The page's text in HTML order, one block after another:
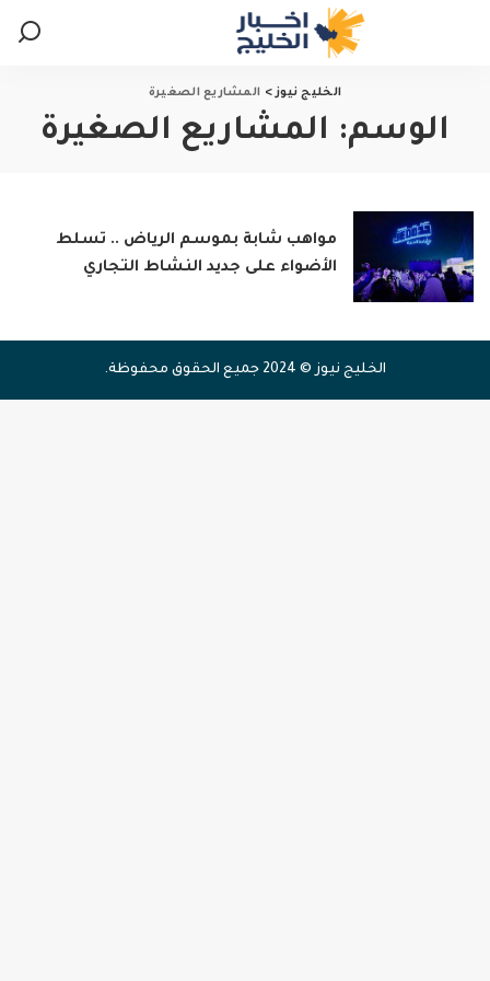
الخليج نيوز> المشاريع الصغيرة
الوسم: المشاريع الصغيرة
مواهب شابة بموسم الرياض .. تسلط
الأضواء على جديد النشاط التجاري
الخليج نيوز © 2024 جميع الحقوق محفوظة.